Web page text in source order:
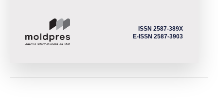
ISSN 2587-389X
E-ISSN 2587-3903